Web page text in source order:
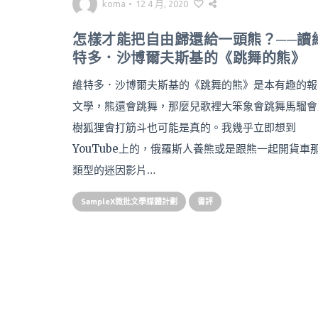
koma • 12 4 月, 2020
怎樣才能把自由歸還給一頭熊？──讀
特多．沙博爾夫斯基的《跳舞的熊》
維特多．沙博爾夫斯基的《跳舞的熊》是本有趣的
文學，熊還會跳舞，那麼兒歌裡大笨象會跳舞馬騮
樹狐狸會打筋斗也可能是真的。我幾乎立即想到
YouTube上的，俄羅斯人養熊或是跟熊一起開貨車
類型的迷因影片…
SampleX微批文學媒體計劃 書評